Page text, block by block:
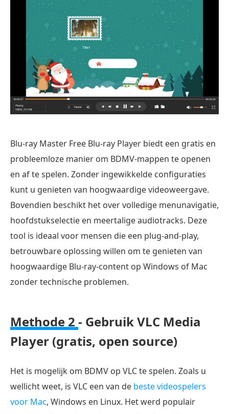
Blu-ray Master Free Blu-ray Player biedt een gratis en
probleemloze manier om BDMV-mappen te openen
en af te spelen. Zonder ingewikkelde configuraties
kunt u genieten van hoogwaardige videoweergave.
Bovendien beschikt het over volledige menunavigatie,
hoofdstukselectie en meertalige audiotracks. Deze
tool is ideaal voor mensen die een plug-and-play,
betrouwbare oplossing willen om te genieten van
hoogwaardige Blu-ray-content op Windows of Mac
zonder technische problemen.
Methode 2 - Gebruik VLC Media
Player (gratis, open source)
Het is mogelijk om BDMV op VLC te spelen. Zoals u
wellicht weet, is VLC een van de beste videospelers
voor Mac, Windows en Linux. Het werd populair